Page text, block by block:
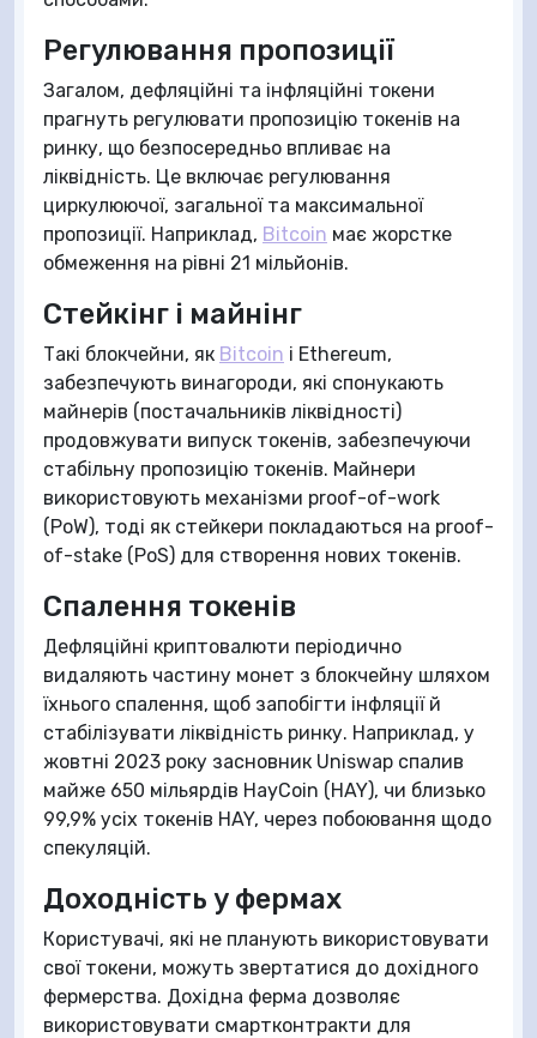
Регулювання пропозиції
Загалом, дефляційні та інфляційні токени
прагнуть регулювати пропозицію токенів на
ринку, що безпосередньо впливає на
ліквідність. Це включає регулювання
циркулюючої, загальної та максимальної
пропозиції. Наприклад, Bitcoin має жорстке
обмеження на рівні 21 мільйонів.
Стейкінг і майнінг
Такі блокчейни, як Bitcoin і Ethereum,
забезпечують винагороди, які спонукають
майнерів (постачальників ліквідності)
продовжувати випуск токенів, забезпечуючи
стабільну пропозицію токенів. Майнери
використовують механізми proof-of-work
(PoW), тоді як стейкери покладаються на proof-
of-stake (PoS) для створення нових токенів.
Спалення токенів
Дефляційні криптовалюти періодично
видаляють частину монет з блокчейну шляхом
їхнього спалення, щоб запобігти інфляції й
стабілізувати ліквідність ринку. Наприклад, у
жовтні 2023 року засновник Uniswap спалив
майже 650 мільярдів HayCoin (HAY), чи близько
99,9% усіх токенів HAY, через побоювання щодо
спекуляцій.
Доходність у фермах
Користувачі, які не планують використовувати
свої токени, можуть звертатися до дохідного
фермерства. Дохідна ферма дозволяє
використовувати смартконтракти для